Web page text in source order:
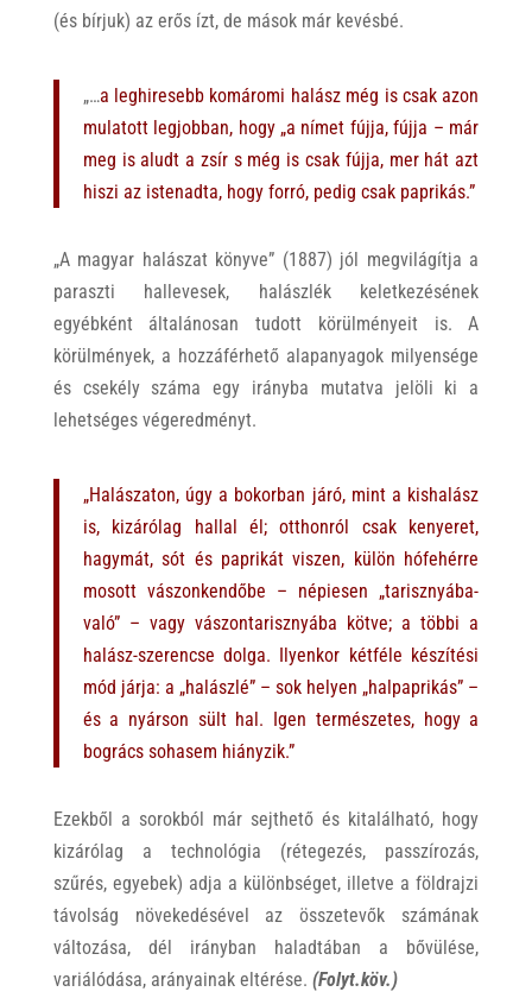
(és bírjuk) az erős ízt, de mások már kevésbé.
„…a leghiresebb komáromi halász még is csak azon
mulatott legjobban, hogy „a nímet fújja, fújja – már
meg is aludt a zsír s még is csak fújja, mer hát azt
hiszi az istenadta, hogy forró, pedig csak paprikás.”
„A magyar halászat könyve” (1887) jól megvilágítja a
paraszti hallevesek, halászlék keletkezésének
egyébként általánosan tudott körülményeit is. A
körülmények, a hozzáférhető alapanyagok milyensége
és csekély száma egy irányba mutatva jelöli ki a
lehetséges végeredményt.
„Halászaton, úgy a bokorban járó, mint a kishalász
is, kizárólag hallal él; otthonról csak kenyeret,
hagymát, sót és paprikát viszen, külön hófehérre
mosott vászonkendőbe – népiesen „tarisznyába-
való” – vagy vászontarisznyába kötve; a többi a
halász-szerencse dolga. Ilyenkor kétféle készítési
mód járja: a „halászlé” – sok helyen „halpaprikás” –
és a nyárson sült hal. Igen természetes, hogy a
bogrács sohasem hiányzik.”
Ezekből a sorokból már sejthető és kitalálható, hogy
kizárólag a technológia (rétegezés, passzírozás,
szűrés, egyebek) adja a különbséget, illetve a földrajzi
távolság növekedésével az összetevők számának
változása, dél irányban haladtában a bővülése,
variálódása, arányainak eltérése. (Folyt.köv.)